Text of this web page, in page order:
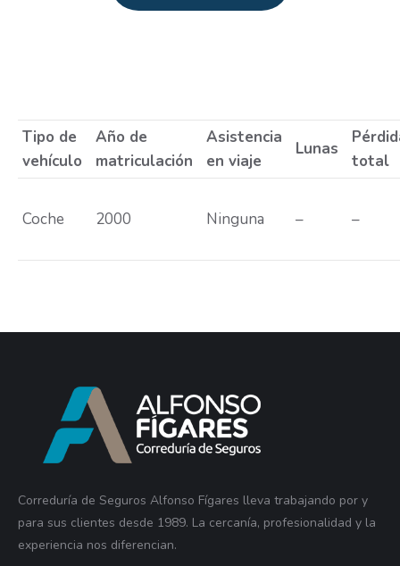
Tipo de
vehículo
Año de
matriculación
Asistencia
en viaje
Lunas
total
Coche 2000 Ninguna – –
Correduría de Seguros Alfonso Fígares lleva trabajando por y
para sus clientes desde 1989. La cercanía, profesionalidad y la
experiencia nos diferencian.